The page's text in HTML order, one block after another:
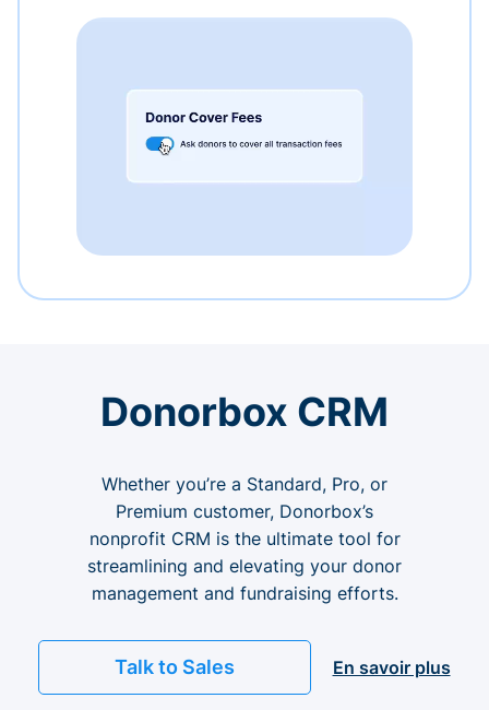
Donorbox CRM
Whether you’re a Standard, Pro, or
Premium customer, Donorbox’s
nonprofit CRM is the ultimate tool for
streamlining and elevating your donor
management and fundraising efforts.
Talk to Sales En savoir plus